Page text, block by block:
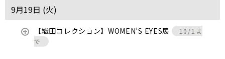
9月19日 (火)
【織田コレクション】WOMEN’S EYES展
10/1ま
で